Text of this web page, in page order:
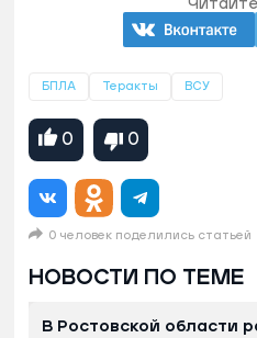
БПЛА Теракты ВСУ
0 0
0 человек поделились статьей
НОВОСТИ ПО ТЕМЕ
В Ростовской области